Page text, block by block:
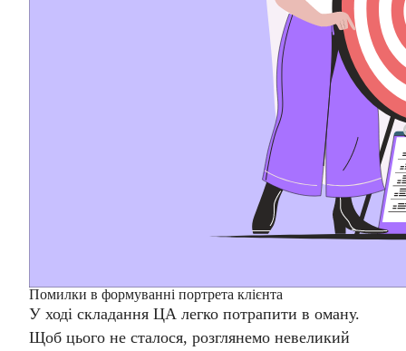
Помилки в формуванні портрета клієнта
У ході складання ЦА легко потрапити в оману.
Щоб цього не сталося, розглянемо невеликий